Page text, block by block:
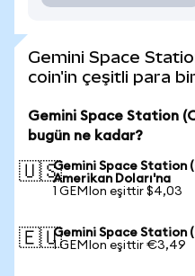
Gemini Space
coin'in çeşitli para
Gemini Space Station
bugün ne kadar?
🇺🇸Gemini Space Station
Amerikan Doları'na
1 GEMIon eşittir $4,03
🇪🇺Gemini Space Station
1 GEMIon eşittir €3,49